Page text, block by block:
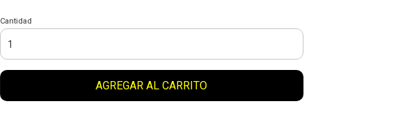
Cantidad
AGREGAR AL CARRITO